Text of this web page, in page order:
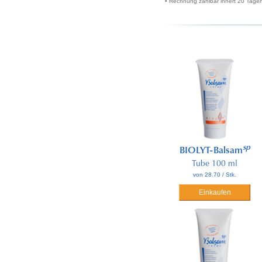
BIOLYT-Balsamsp
Tube 100 ml
von 28.70 / Stk.
Einkaufen